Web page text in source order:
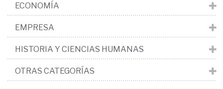
ECONOMÍA
EMPRESA
HISTORIA Y CIENCIAS HUMANAS
OTRAS CATEGORÍAS